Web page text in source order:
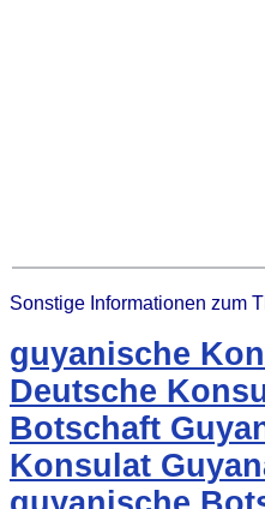
Sonstige Informationen zum
guyanische
Deutsche
Botschaft
Konsulat